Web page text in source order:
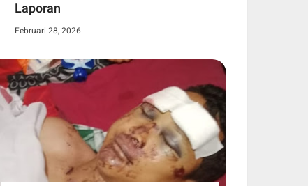
Laporan
Februari 28, 2026